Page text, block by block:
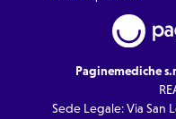
Paginemediche
Sede Legale: Via San